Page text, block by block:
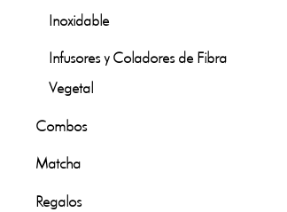
Inoxidable
Infusores y Coladores de Fibra
Vegetal
Combos
Matcha
Regalos